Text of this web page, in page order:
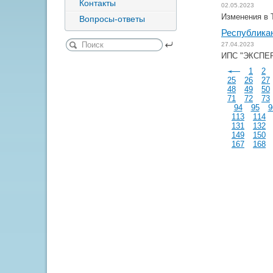
Контакты
Вопросы-ответы
02.05.2023
Изменения в
27.04.2023
ИПС
1
2
25
26
27
48
49
50
71
72
73
94
95
113
114
131
132
149
150
167
168